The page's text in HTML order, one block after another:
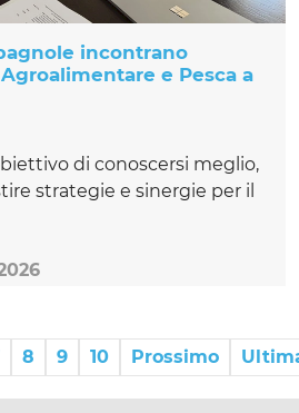
incontrano
e Pesca a
di conoscersi meglio,
strategie e sinergie per il
8 9 10 Prossimo